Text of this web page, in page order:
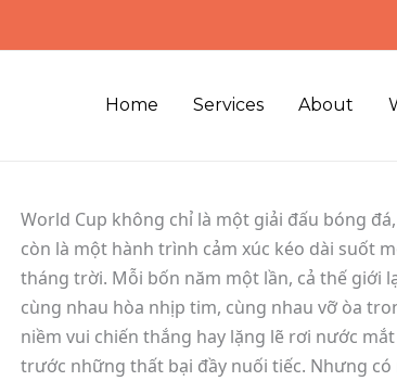
Home Services About
World Cup không chỉ là một giải đấu bóng
còn là một hành trình cảm xúc kéo dài suốt
tháng trời. Mỗi bốn năm một lần, cả thế giới
cùng nhau hòa nhịp tim, cùng nhau vỡ òa
niềm vui chiến thắng hay lặng lẽ rơi nước mắt
trước những thất bại đầy nuối tiếc. Nhưng